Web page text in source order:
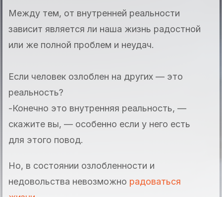
Между тем, от внутренней реальности
зависит является ли наша жизнь радостной
или же полной проблем и неудач.
Если человек озлоблен на других — это
реальность?
-Конечно это внутренняя реальность, —
скажите вы, — особенно если у него есть
для этого повод.
Но, в состоянии озлобленности и
недовольства невозможно радоваться